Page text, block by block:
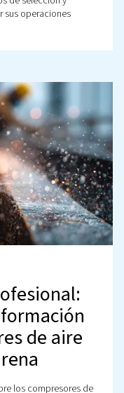
sin aceite son
Conozca sus
y exigente.